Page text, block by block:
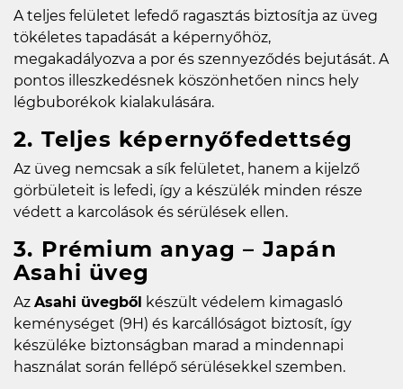
A teljes felületet lefedő ragasztás biztosítja az üveg
tökéletes tapadását a képernyőhöz,
megakadályozva a por és szennyeződés bejutását. A
pontos illeszkedésnek köszönhetően nincs hely
légbuborékok kialakulására.
2. Teljes képernyőfedettség
Az üveg nemcsak a sík felületet, hanem a kijelző
görbületeit is lefedi, így a készülék minden része
védett a karcolások és sérülések ellen.
3. Prémium anyag – Japán
Asahi üveg
Az Asahi üvegből készült védelem kimagasló
keménységet (9H) és karcállóságot biztosít, így
készüléke biztonságban marad a mindennapi
használat során fellépő sérülésekkel szemben.